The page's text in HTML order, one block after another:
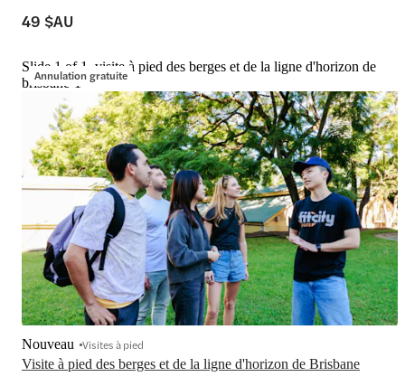
49 $AU
Annulation gratuite
Slide 1 of 1, visite à pied des berges et de la ligne d'horizon de
brisbane-1
Visite à pied des berges et de la ligne d'horizon de Brisbane
Nouveau Visites à pied